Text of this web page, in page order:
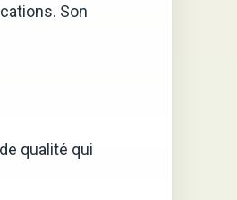
Son
qualité qui